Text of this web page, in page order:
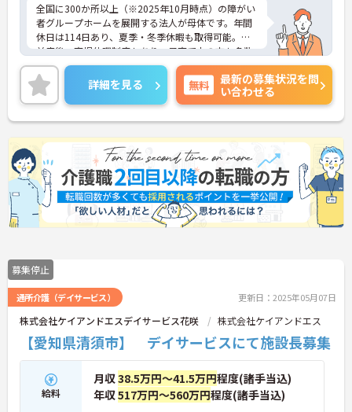
全国に300か所以上（※2025年10月時点）の障がい
者グループホームを展開する法人が母体です。年間
休日は114日あり、夏季・冬季休暇も取得可能。産
前産後・育児休暇制度もあり、子育て中の方も多数
活躍中で、ワークライフバランスを大切にしながら
働ける環境が整っています。研修制度や外部勉強会
の受講支援もあり、スキルアップもしっかりサポー
ト。将来的には管理者やエリアマネージャーへのキ
ャリアアップも目指せます。20代から60代まで幅広
い年代のスタッフが活躍しており、和やかな雰囲気
の職場です。介護経験を活かしたい方、福祉の資格
をお持ちの方、安定した法人でキャリアを築きたい
方におすすめです。
★おすすめPOINT★
・生活支援員からスタートし、サービス管理責任者
るためポストも豊富にあり、専門性を高めながらマ
ネジメント職への挑戦も視野に入れていただけま
す。
・年間休日114日、残業月平均10時間程度という就
業環境に加え、産前産後休暇や育児休暇制度がしっ
かりと整備されています。オンとオフの切り替えを
明確にし、心身ともに充実した状態で長くご活躍い
ただけます。
・グループホーム一棟あたりの入居者様20名定員を
常時2～4名のスタッフで支援、国基準を上回る人員
配置や夜間複数名体制が敷かれているため、業務に
詳細を見る 無料
最新の募集状況を問
い合わせる
募集停止
通所介護（デイサービス） 更新日：2025年05月07日
株式会社ケイアンドエスデイサービス花咲 株式会社ケイアンドエス
【愛知県清須市】 デイサービスにて施設長募集
給料
月収38.5万円～41.5万円程度(諸手当込)
年収517万円～560万円程度(諸手当込)